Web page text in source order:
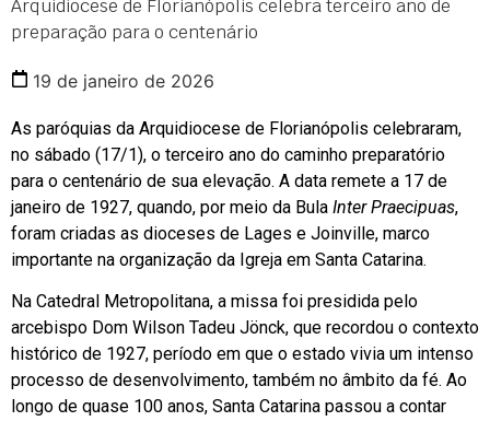
Arquidiocese de Florianópolis celebra terceiro ano de
preparação para o centenário
19 de janeiro de 2026
As paróquias da Arquidiocese de Florianópolis celebraram,
no sábado (17/1), o terceiro ano do caminho preparatório
para o centenário de sua elevação. A data remete a 17 de
janeiro de 1927, quando, por meio da Bula Inter Praecipuas,
foram criadas as dioceses de Lages e Joinville, marco
importante na organização da Igreja em Santa Catarina.
Na Catedral Metropolitana, a missa foi presidida pelo
arcebispo Dom Wilson Tadeu Jönck, que recordou o contexto
histórico de 1927, período em que o estado vivia um intenso
processo de desenvolvimento, também no âmbito da fé. Ao
longo de quase 100 anos, Santa Catarina passou a contar